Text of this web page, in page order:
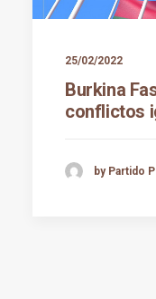
25/02/2022
Burkina
conflictos
by Partido